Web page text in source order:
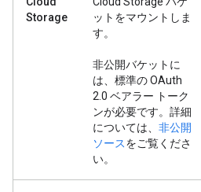
Storage
ットをマウントしま
す。
非公開バケットに
は、標準の OAuth
2.0 ベアラー トーク
ンが必要です。詳細
については、 非公開
ソースをご覧くださ
い。